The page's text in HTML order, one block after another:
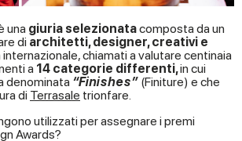
una giuria selezionatacomposta da un
di architetti, designer, creativi e
chiamati a valutare centinaia
a 14 categorie differenti,in cui
denominata “Finishes” (Finiture) e che
di Terrasale trionfare.
utilizzati per assegnare i premi
Awards?